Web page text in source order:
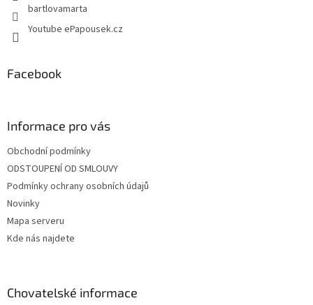
bartlovamarta
Youtube ePapousek.cz
Facebook
Informace pro vás
Obchodní podmínky
ODSTOUPENÍ OD SMLOUVY
Podmínky ochrany osobních údajů
Novinky
Mapa serveru
Kde nás najdete
Chovatelské informace